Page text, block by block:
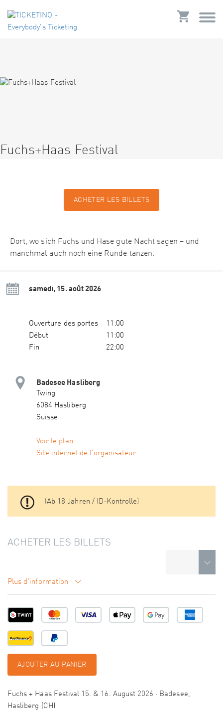
Fuchs+Haas Festival
ACHETER LES BILLETS
Dort, wo sich Fuchs und Hase gute Nacht sagen – und
manchmal auch noch eine Runde tanzen.
samedi, 15. août 2026
Ouverture des portes
11:00
Début
11:00
Fin
22:00
Badesee Hasliberg
Twing
6084 Hasliberg
Suisse
Voir le plan
Site internet de l'organisateur
(Ab 18 Jahren / ID-Kontrolle)
ACHETER LES BILLETS
Plus d'information
AJOUTER AU PANIER
Fuchs + Haas Festival 15. & 16. August 2026 · Badesee,
Hasliberg (CH)